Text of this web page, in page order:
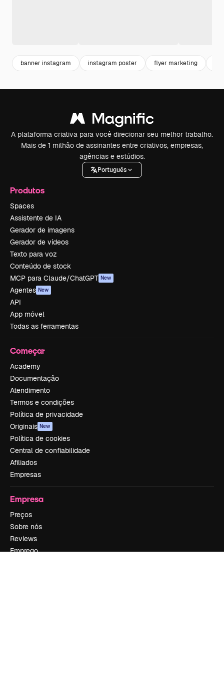
banner instagram instagram poster flyer marketing
A plataforma criativa para você direcionar seu melhor trabalho.
Mais de 1 milhão de assinantes entre criativos, empresas,
agências e estúdios.
Português
Produtos
Spaces
Assistente de IA
Gerador de imagens
Gerador de vídeos
Texto para voz
Conteúdo de stock
MCP para Claude/ChatGPT New
Agentes New
API
App móvel
Todas as ferramentas
Começar
Academy
Documentação
Atendimento
Termos e condições
Política de privacidade
Originais New
Política de cookies
Central de confiabilidade
Afiliados
Empresas
Empresa
Preços
Sobre nós
Reviews
Emprego